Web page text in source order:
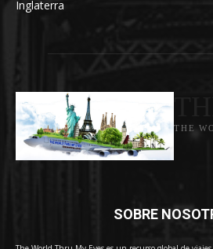
Inglaterra
THE
SOBRE